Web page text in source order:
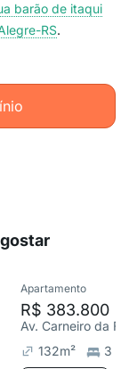
barão de itaqui
RS.
Apartamento
R$ 383.800
132m²
3